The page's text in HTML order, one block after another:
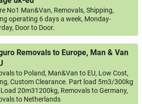
No1 Man&Van, Removals, Shipping,
operating 6 days a week, Monday-
Door to Door.
Removals to Europe, Man & Van
to Poland, Man&Van to EU, Low Cost,
Custom Clearance. Part load 5m3/300kg
Load 20m31200kg, Removals to Germany,
to Netherlands